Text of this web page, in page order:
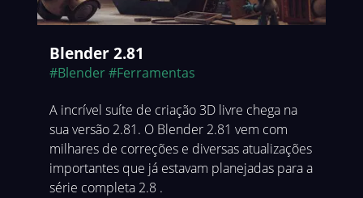
Blender 2.81
#Blender#Ferramentas
A incrível suíte de criação 3D livre chega na
sua versão 2.81. O Blender 2.81 vem com
milhares de correções e diversas atualizações
importantes que já estavam planejadas para a
série completa 2.8 .